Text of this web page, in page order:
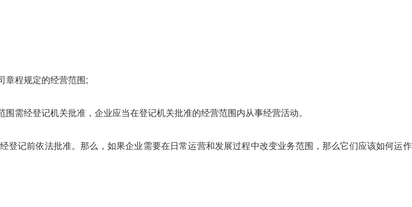
程规定的经营范围;
需经登记机关批准，企业应当在登记机关批准的经营范围内从事经营活动。
登记前依法批准。那么，如果企业需要在日常运营和发展过程中改变业务范围，那么它们应该如何运